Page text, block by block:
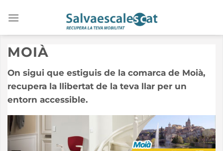
MOIÀ
On sigui que estiguis de la comarca de Moià,
recupera la llibertat de la teva llar per un
entorn accessible.